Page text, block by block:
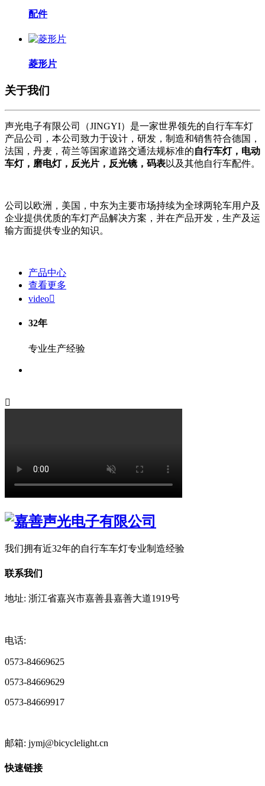
配件
菱形片
关于我们
声光电子有限公司（JINGYI）是一家世界领先的自行车车灯
产品公司，本公司致力于设计，研发，制造和销售符合德国，
法国，丹麦，荷兰等国家道路交通法规标准的自行车灯，电动
车灯，磨电灯，反光片，反光镜，码表以及其他自行车配件。
公司以欧洲，美国，中东为主要市场持续为全球两轮车用户及
企业提供优质的车灯产品解决方案，并在产品开发，生产及运
输方面提供专业的知识。
产品中心
查看更多
video
32年
专业生产经验

我们拥有近32年的自行车车灯专业制造经验
联系我们
地址: 浙江省嘉兴市嘉善县嘉善大道1919号
电话:
0573-84669625
0573-84669629
0573-84669917
邮箱: jymj@bicyclelight.cn
快速链接